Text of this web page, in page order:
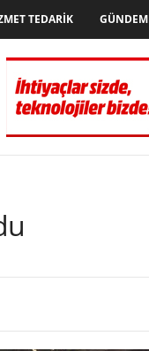
TEDARIK GÜNDEM